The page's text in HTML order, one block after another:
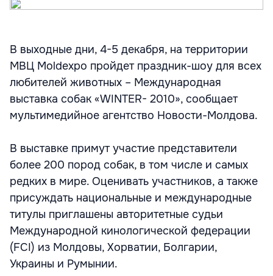
В выходные дни, 4-5 декабря, на территории
МВЦ Moldexpo пройдет праздник-шоу для всех
любителей животных – Международная
выставка собак «WINTER- 2010», сообщает
мультимедийное агентство Новости-Молдова.
В выставке примут участие представители
более 200 пород собак, в том числе и самых
редких в мире. Оценивать участников, а также
присуждать национальные и международные
титулы приглашены авторитетные судьи
Международной кинологической федерации
(FCI) из Молдовы, Хорватии, Болгарии,
Украины и Румынии.